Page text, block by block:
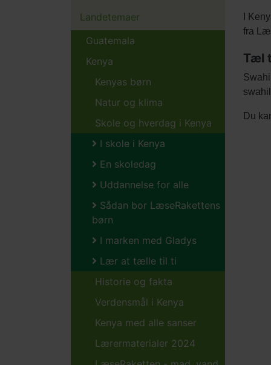
Tekst
afsnit
I
fra
Titel
Tæl
Tekst
afsnit
Du
Landetemaer
Guatemala
Kenya
Kenyas børn
Natur og klima
Skole og hverdag i Kenya
I skole i Kenya
En skoledag
Uddannelse for alle
Sådan bor LæseRakettens
børn
I marken med Gladys
Lær at tælle til ti
Historie og fakta
Verdensmål i Kenya
Kenya med alle sanser
Lærermaterialer 2024